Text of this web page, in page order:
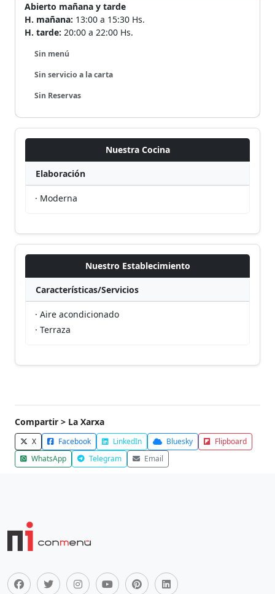
Abierto mañana y tarde
H. mañana: 13:00 a 15:30 Hs.
H. tarde: 20:00 a 22:00 Hs.
Sin menú
Sin servicio a la carta
Sin Reservas
Nuestra Cocina
Elaboración
· Moderna
Nuestro Establecimiento
Características/Servicios
· Aire acondicionado
· Terraza
Compartir > La Xarxa
X Facebook LinkedIn Bluesky
Flipboard
WhatsApp
Telegram Email